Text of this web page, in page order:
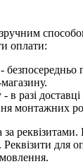
оплати:
-
- в разі
монтажних
реквізитами.
для